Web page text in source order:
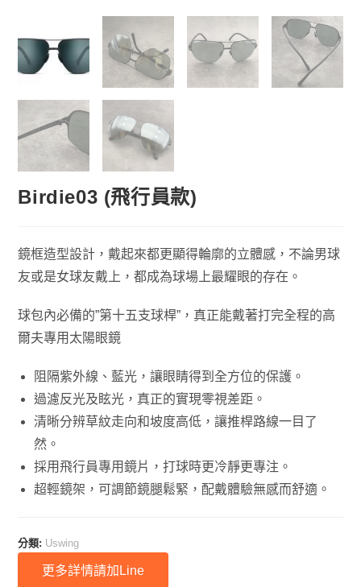
Birdie03 (飛行員款)
鏡框造型設計，戴起來都更顯得輪廓的立體感，不論男球
友或是女球友戴上，都成為球場上最耀眼的存在。
球包內必備的”第十五支球桿”，真正能戴著打完全程的高
爾夫專用太陽眼鏡
阻隔紫外線、藍光，讓眼睛得到全方位的保護。
過濾反光及眩光，真正的實現零視差距。
清晰分辨草紋走向和坡度高低，讓推桿路線一目了
然。
採用飛行員專用鏡片，打球時更冷靜更專注。
超輕鏡架，可調節鏡腿鬆緊，配戴體驗無感而舒適。
分類: Uswing
更多詳情請加Line